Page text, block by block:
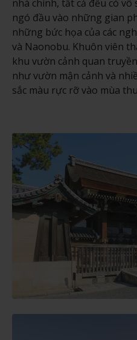
nhà chính, tất cả đều có
ngó đầu vào những gian
những bức họa của các
và Naonobu. Khuôn viên
khu vườn cảnh quan
như vườn mận cảnh và
sắc màu rực rỡ vào mùa